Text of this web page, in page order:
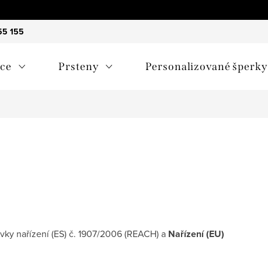
155
obchodu
Prsteny Personalizované šperky
nařízení (ES) č. 1907/2006 (REACH) a Nařízení (EU)